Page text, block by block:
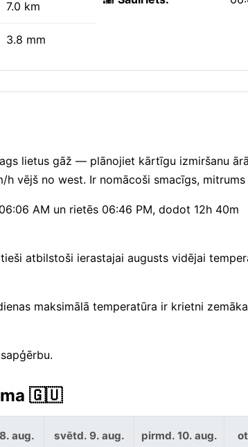
7.0 km
3.8 mm
lietus gāž — plānojiet kārtīgu izmiršanu
vējš no west. Ir nomācoši smacīgs, mitrums
AM un rietēs 06:46 PM, dodot 12h 40m
atbilstoši ierastajai augusts vidējai
maksimālā temperatūra ir krietni
🇬🇺
aug. svētd. 9. aug. pirmd. 10. aug.